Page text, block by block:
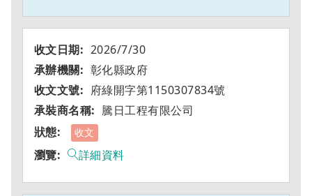
2026/7/30
彰化縣政府
府綠開字第1150307834號
騰日工程有限公司
收文
詳細資料